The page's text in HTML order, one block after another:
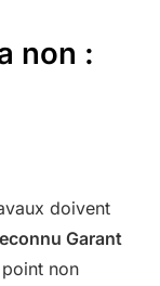
non :
doivent
Garant
point non